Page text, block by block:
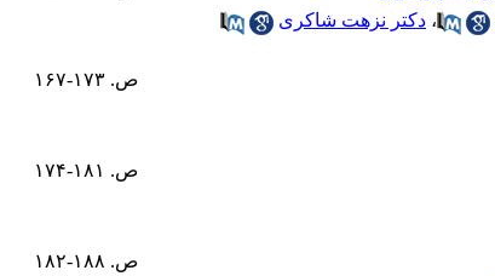
، دکتر نزهت شاکری
ص. ۱۷۳-۱۶۷
ص. ۱۸۱-۱۷۴
ص. ۱۸۸-۱۸۲